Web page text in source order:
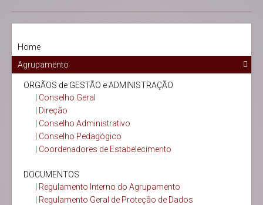
Home
Agrupamento
ORGÃOS de GESTÃO e ADMINISTRAÇÃO
| Conselho Geral
| Direção
| Conselho Administrativo
| Conselho Pedagógico
| Coordenadores de Estabelecimento
DOCUMENTOS
| Regulamento Interno do Agrupamento
| Regulamento Geral de Proteção de Dados